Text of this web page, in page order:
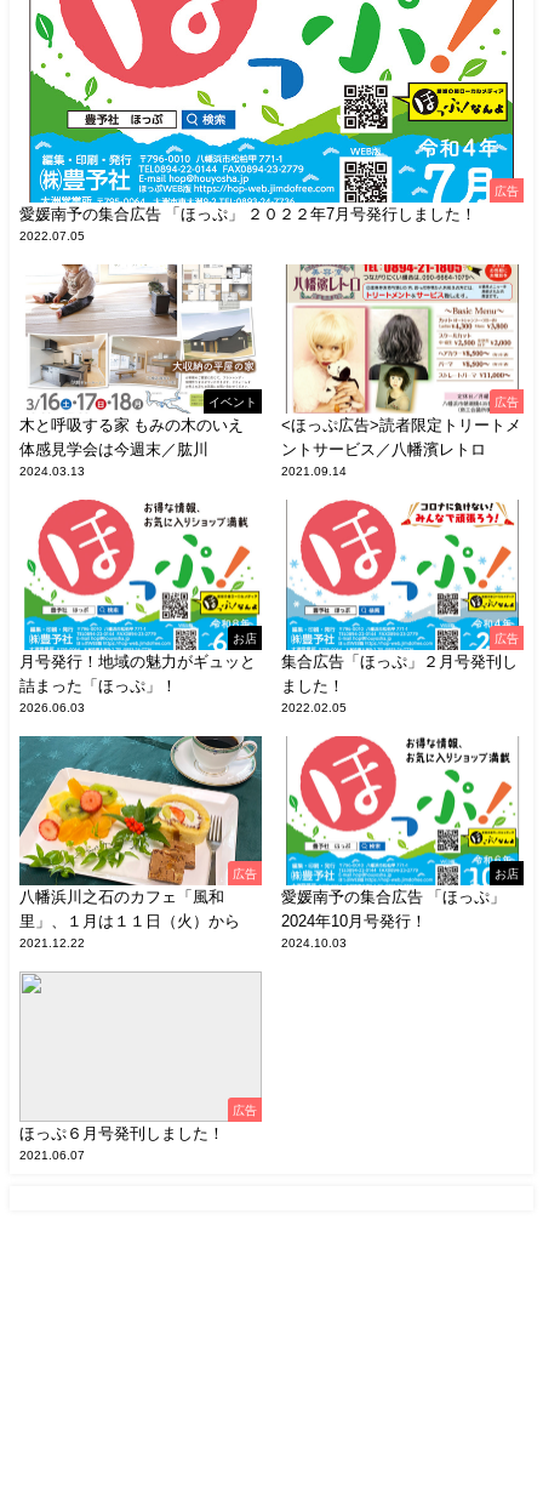
広告
愛媛南予の集合広告 「ほっぷ」 ２０２２年7月号発行しました！
2022.07.05
イベント
木と呼吸する家 もみの木のいえ
体感見学会は今週末／肱川
2024.03.13
広告
<ほっぷ広告>読者限定トリートメ
ントサービス／八幡濱レトロ
2021.09.14
お店
月号発行！地域の魅力がギュッと
詰まった「ほっぷ」！
2026.06.03
広告
集合広告「ほっぷ」２月号発刊し
ました！
2022.02.05
広告
八幡浜川之石のカフェ「風和
里」、１月は１１日（火）から
2021.12.22
お店
愛媛南予の集合広告 「ほっぷ」
2024年10月号発行！
2024.10.03
広告
ほっぷ６月号発刊しました！
2021.06.07